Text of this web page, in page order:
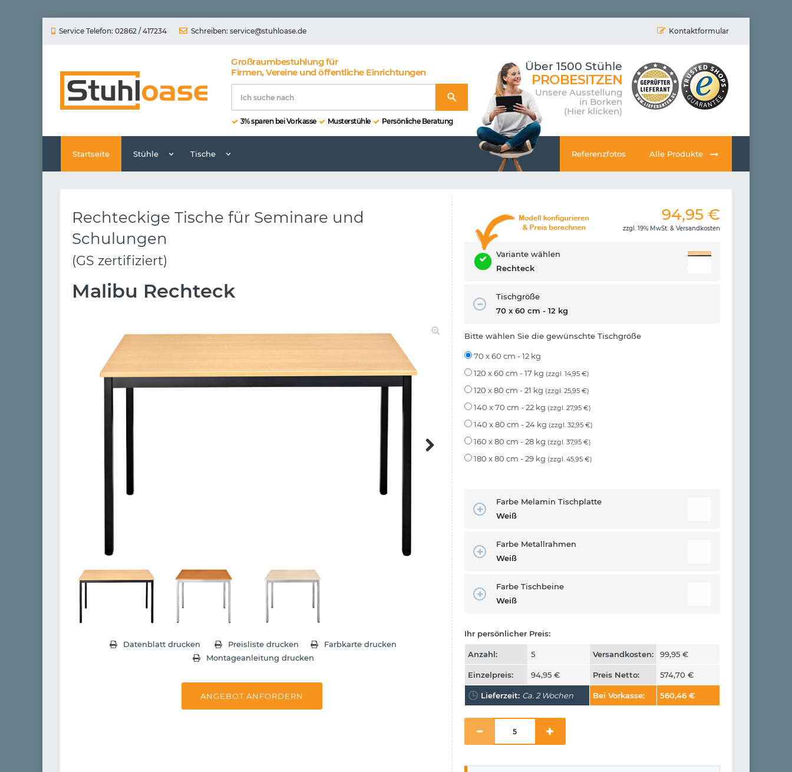
Service Telefon: 02862 / 417234 Schreiben: service@stuhloase.de Kontaktformular
Großraumbestuhlung für
Firmen, Vereine und öffentliche Einrichtungen
3% sparen bei Vorkasse Musterstühle Persönliche Beratung
Über 1500 Stühle
PROBESITZEN
Unsere Ausstellung
in Borken
(Hier klicken)
Startseite Stühle Tische Referenzfotos Alle Produkte
Rechteckige Tische für Seminare und
Schulungen
(GS zertifiziert)
Malibu Rechteck
Datenblatt drucken Preisliste drucken
Farbkarte drucken
Montageanleitung drucken
ANGEBOT ANFORDERN
94,95 €
zzgl. 19% MwSt. & Versandkosten
Variante wählen
Rechteck
Tischgröße
70 x 60 cm - 12 kg
Bitte wählen Sie die gewünschte Tischgröße
70 x 60 cm - 12 kg
120 x 60 cm - 17 kg (zzgl. 14,95 €)
120 x 80 cm - 21 kg (zzgl. 25,95 €)
140 x 70 cm - 22 kg (zzgl. 27,95 €)
140 x 80 cm - 24 kg (zzgl. 32,95 €)
160 x 80 cm - 28 kg (zzgl. 37,95 €)
180 x 80 cm - 29 kg (zzgl. 45,95 €)
Farbe Melamin Tischplatte
Weiß
Farbe Metallrahmen
Weiß
Farbe Tischbeine
Weiß
Ihr persönlicher Preis:
Anzahl: 5 Versandkosten: 99,95 €
Einzelpreis: 94,95 € Preis Netto: 574,70 €
Lieferzeit: Ca. 2 Wochen Bei Vorkasse: 560,46 €